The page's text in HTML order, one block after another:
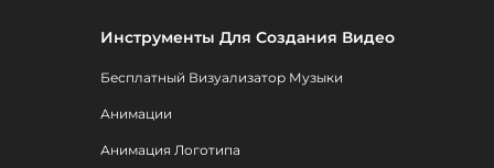
Инструменты Для Создания Видео
Бесплатный Визуализатор Музыки
Анимации
Анимация Логотипа